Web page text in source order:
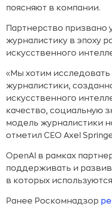
поясняют в компании.
Партнерство призвано
журналистику в эпоху
искусственного
«Мы хотим
журналистики,
искусственного
качество, социальную
модель журналистики
отметил CEO Axel
OpenAI в рамках
поддерживать и
в которых
Ранее Роскомнадзор